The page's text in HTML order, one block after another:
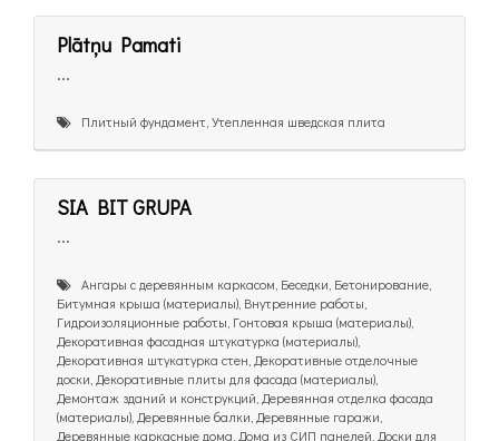
Plātņu Pamati
...
Плитный фундамент, Утепленная шведская плита
SIA BIT GRUPA
...
Ангары с деревянным каркасом, Беседки, Бетонирование,
Битумная крыша (материалы), Внутренние работы,
Гидроизоляционные работы, Гонтовая крыша (материалы),
Декоративная фасадная штукатурка (материалы),
Декоративная штукатурка стен, Декоративные отделочные
доски, Декоративные плиты для фасада (материалы),
Демонтаж зданий и конструкций, Деревянная отделка фасада
(материалы), Деревянные балки, Деревянные гаражи,
Деревянные каркасные дома, Дома из СИП панелей, Доски для